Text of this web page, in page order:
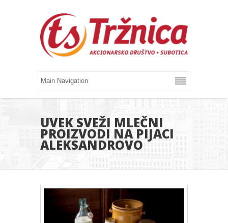
UVEK SVEŽI MLEČNI
PROIZVODI NA PIJACI
ALEKSANDROVO